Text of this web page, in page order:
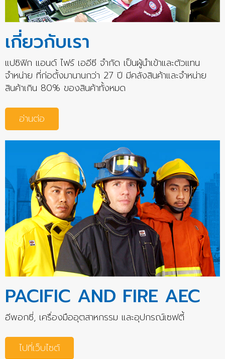
เกี่ยวกับเรา
แปซิฟิก แอนด์ ไฟร์ เออีซี จำกัด เป็นผู้นำเข้าและตัวแทน
จำหน่าย ที่ก่อตั้งมานานกว่า 27 ปี มีคลังสินค้าและจำหน่าย
สินค้าเกิน 80% ของสินค้าทั้งหมด
อ่านต่อ
PACIFIC AND FIRE AEC
อีพอกซี่, เครื่องมืออุตสาหกรรม และอุปกรณ์เซฟตี้
ไปที่เว็บไซต์